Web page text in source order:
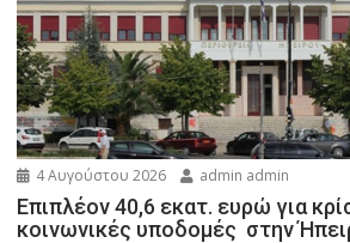
4 Αυγούστου 2026 admin admin
Επιπλέον 40,6 εκατ. ευρώ για
κοινωνικές υποδομές στην